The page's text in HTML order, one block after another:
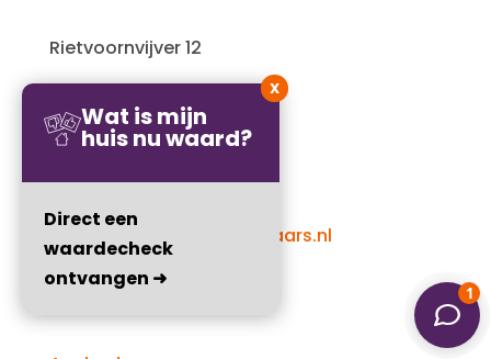
Rietvoornvijver 12
2492 MP, Den Haag
alexandra@smashmakelaars.nl
Informatie
Wat is mijn
huis nu waard?
Direct een
waardecheck
ontvangen ➜
X